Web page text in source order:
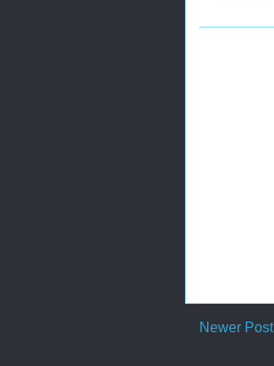
Newer Post